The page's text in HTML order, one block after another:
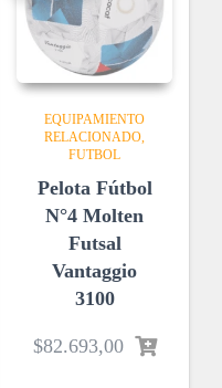
EQUIPAMIENTO
RELACIONADO
FUTBOL
Pelota Fútbol
N°4 Molten
Futsal
Vantaggio
3100
$82.693,00